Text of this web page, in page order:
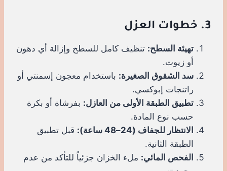
3. خطوات العزل
تهيئة السطح: تنظيف كامل للسطح وإزالة أي دهون
أو زيوت.
سد الشقوق الصغيرة: باستخدام معجون إسمنتي أو
راتنجات إبوكسي.
تطبيق الطبقة الأولى من العازل: بفرشاة أو بكرة
حسب نوع المادة.
الانتظار للجفاف (24–48 ساعة):
قبل تطبيق
الطبقة الثانية.
الفحص المائي: ملء الخزان جزئياً للتأكد من عدم